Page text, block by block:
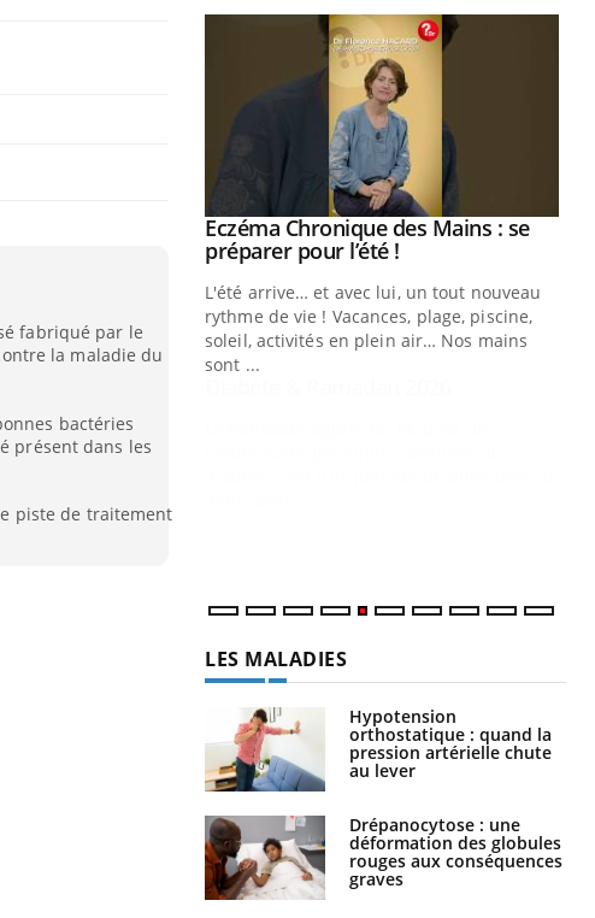
fabriqué par le
la maladie du
bactéries
présent dans les
piste de traitement
air… Nos mains
Youtube
Diabète & Ramadan 2026Youtube
Le Ramadan approche, et, pour de
nombreuses personnes atteintes de
diabète, c'est une période de questions, de
défis, mais ...
LES MALADIES
Hypotension
orthostatique : quand la
pression artérielle chute
au lever
Drépanocytose : une
déformation des globules
rouges aux conséquences
graves